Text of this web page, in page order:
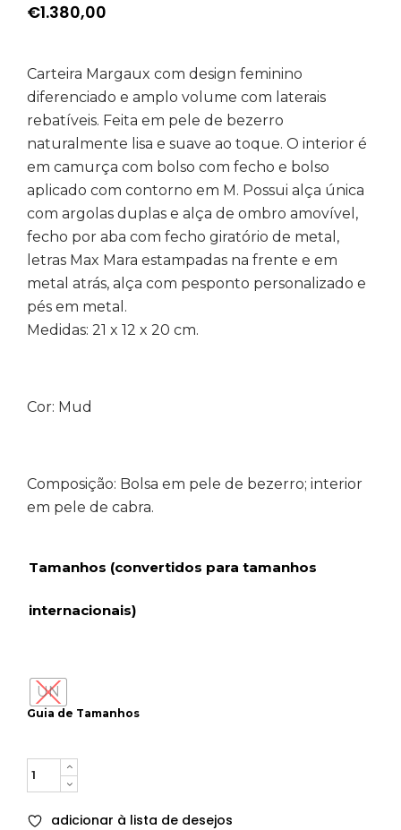
€1.380,00
Carteira Margaux com design feminino
diferenciado e amplo volume com laterais
rebatíveis. Feita em pele de bezerro
naturalmente lisa e suave ao toque. O interior é
em camurça com bolso com fecho e bolso
aplicado com contorno em M. Possui alça única
com argolas duplas e alça de ombro amovível,
fecho por aba com fecho giratório de metal,
letras Max Mara estampadas na frente e em
metal atrás, alça com pesponto personalizado e
pés em metal.
Medidas: 21 x 12 x 20 cm.
Cor: Mud
Composição: Bolsa em pele de bezerro; interior
em pele de cabra.
Guia de Tamanhos
Tamanhos (convertidos para tamanhos
internacionais)
UN
Quantity
adicionar à lista de desejos